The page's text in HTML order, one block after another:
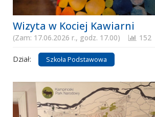
Wizyta w Kociej Kawiarni
(Zam: 17.06.2026 r., godz. 17.00) 152
Dział: Szkoła Podstawowa